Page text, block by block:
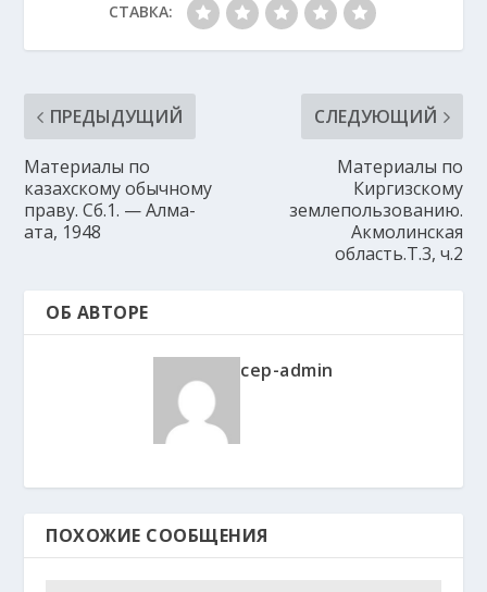
СТАВКА:
ПРЕДЫДУЩИЙ
Материалы по
казахскому обычному
праву. Сб.1. — Алма-
ата, 1948
СЛЕДУЮЩИЙ
Материалы по
Киргизскому
землепользованию.
Акмолинская
область.Т.3, ч.2
ОБ АВТОРЕ
cep-admin
ПОХОЖИЕ СООБЩЕНИЯ